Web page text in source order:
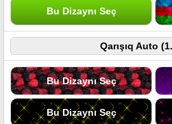
Bu Dizaynı Seç
Qarışıq Auto
Bu Dizaynı Seç
Bu Dizaynı Seç